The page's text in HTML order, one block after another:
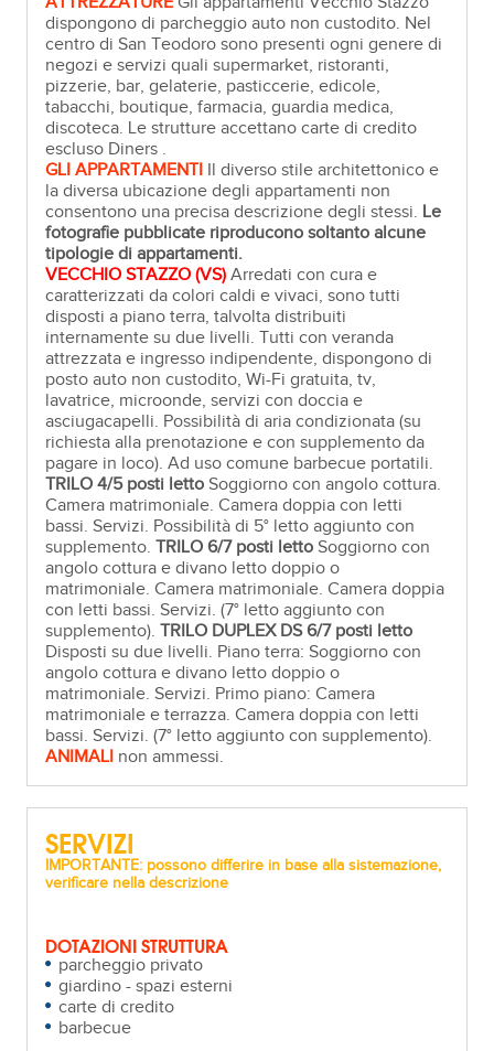
dispongono di parcheggio auto non custodito. Nel
centro di San Teodoro sono presenti ogni genere di
negozi e servizi quali supermarket, ristoranti,
pizzerie, bar, gelaterie, pasticcerie, edicole,
tabacchi, boutique, farmacia, guardia medica,
discoteca. Le strutture accettano carte di credito
escluso Diners .
GLI APPARTAMENTI Il diverso stile architettonico e
la diversa ubicazione degli appartamenti non
consentono una precisa descrizione degli stessi. Le
fotografie pubblicate riproducono soltanto alcune
tipologie di appartamenti.
VECCHIO STAZZO (VS)Arredati con cura e
caratterizzati da colori caldi e vivaci, sono tutti
disposti a piano terra, talvolta distribuiti
internamente su due livelli. Tutti con veranda
attrezzata e ingresso indipendente, dispongono di
posto auto non custodito, Wi-Fi gratuita, tv,
lavatrice, microonde, servizi con doccia e
asciugacapelli. Possibilità di aria condizionata (su
richiesta alla prenotazione e con supplemento da
pagare in loco). Ad uso comune barbecue portatili.
TRILO 4/5 posti letto Soggiorno con angolo cottura.
Camera matrimoniale. Camera doppia con letti
bassi. Servizi. Possibilità di 5° letto aggiunto con
supplemento.TRILO 6/7 posti letto Soggiorno con
angolo cottura e divano letto doppio o
matrimoniale. Camera matrimoniale. Camera doppia
con letti bassi. Servizi. (7° letto aggiunto con
supplemento).TRILO DUPLEX DS 6/7 posti letto
Disposti su due livelli. Piano terra: Soggiorno con
angolo cottura e divano letto doppio o
matrimoniale. Servizi. Primo piano: Camera
matrimoniale e terrazza. Camera doppia con letti
bassi. Servizi. (7° letto aggiunto con supplemento).
ANIMALI non ammessi.
SERVIZI
IMPORTANTE: possono differire in base alla sistemazione,
verificare nella descrizione
DOTAZIONI STRUTTURA
parcheggio privato
giardino - spazi esterni
carte di credito
barbecue